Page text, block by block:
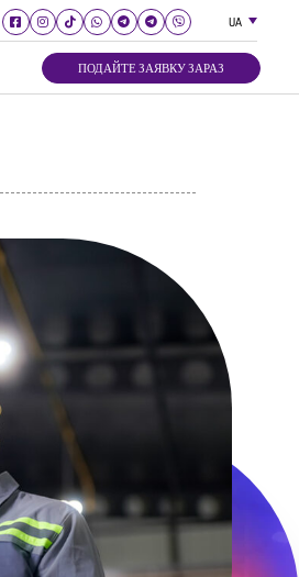
UA
ПОДАЙТЕ ЗАЯВКУ ЗАРАЗ